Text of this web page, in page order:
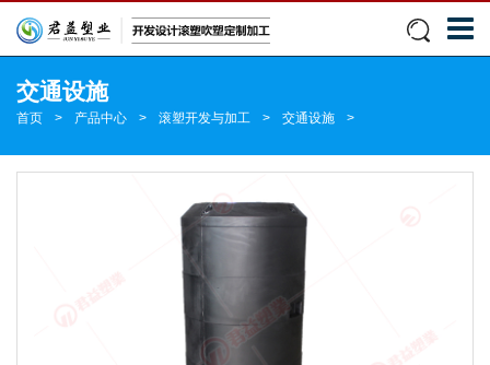
交通设施
首页 > 产品中心 > 滚塑开发与加工 > 交通设施 >